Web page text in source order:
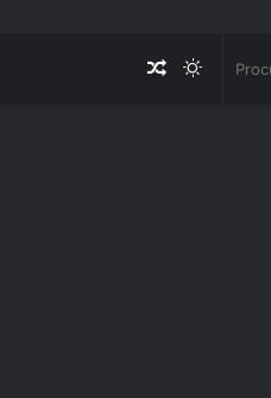
Switch
Artigo